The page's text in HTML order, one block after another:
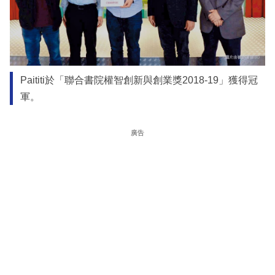
Paititi於「聯合書院權智創新與創業獎2018-19」獲得冠
軍。
廣告